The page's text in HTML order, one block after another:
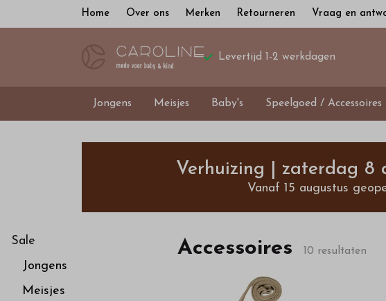
Home Over ons Merken Retourneren Vraag en
Levertijd 1-2 werkdagen
Jongens Meisjes Baby's Speelgoed / Accessoires
Accessoires
Bestel
kinderkleding
van
Verhuizing | zaterdag 8
Vanaf 15 augustus
Sale
Jongens
Meisjes
Accessoires 10 resultaten